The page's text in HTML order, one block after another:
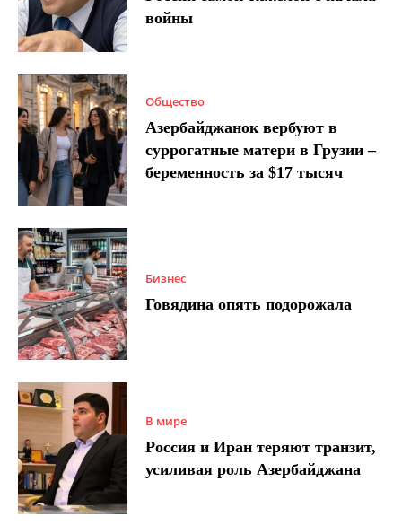
войны
Общество
Азербайджанок вербуют в
суррогатные матери в Грузии –
беременность за $17 тысяч
Бизнес
Говядина опять подорожала
В мире
Россия и Иран теряют транзит,
усиливая роль Азербайджана